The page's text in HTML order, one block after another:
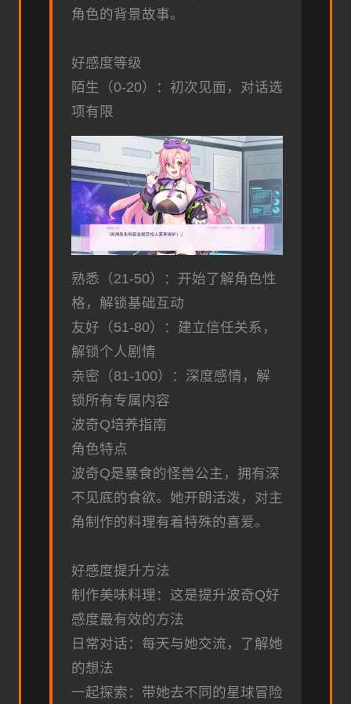
角色的背景故事。
好感度等级
陌生（0-20）：初次见面，对话选
项有限
熟悉（21-50）：开始了解角色性
格，解锁基础互动
友好（51-80）：建立信任关系，
解锁个人剧情
亲密（81-100）：深度感情，解
锁所有专属内容
波奇Q培养指南
角色特点
波奇Q是暴食的怪兽公主，拥有深
不见底的食欲。她开朗活泼，对主
角制作的料理有着特殊的喜爱。
好感度提升方法
制作美味料理：这是提升波奇Q好
感度最有效的方法
日常对话：每天与她交流，了解她
的想法
一起探索：带她去不同的星球冒险